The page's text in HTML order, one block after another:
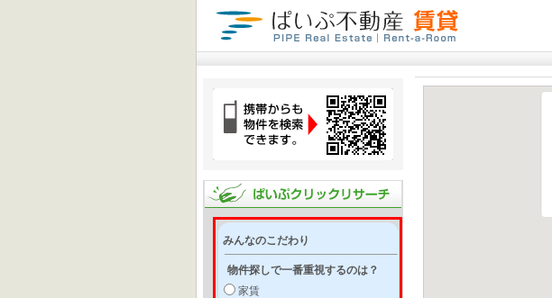
みんなのこだわり
物件探しで一番重視するのは？
家賃